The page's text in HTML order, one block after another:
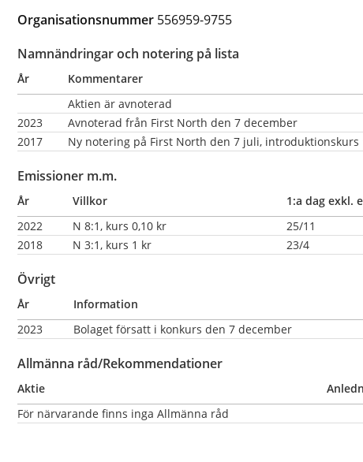
Organisationsnummer 556959-9755
Namnändringar och notering på lista
År
Kommentarer
Aktien är avnoterad
2023
Avnoterad från First North den 7 december
2017
Ny notering på First North den 7 juli,
Emissioner m.m.
År Villkor
1:a dag exkl.
2022
N 8:1, kurs 0,10 kr
25/11
2018
N 3:1, kurs 1 kr 23/4
Övrigt
År
Information
2023
Bolaget försatt i konkurs den 7 december
Allmänna råd/Rekommendationer
Aktie
För närvarande finns inga Allmänna råd